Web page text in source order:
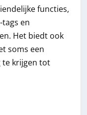
functies,
en
Het biedt ook
soms een
te krijgen tot